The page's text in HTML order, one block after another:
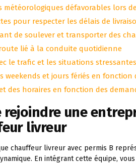
météorologiques défavorables lors
pour respecter les délais de
de soulever et transporter des
lié à la conduite quotidienne
le trafic et les situations
weekends et jours fériés en fonction
des horaires en fonction des
une
livreur
chauffeur livreur avec permis B
En intégrant cette équipe,